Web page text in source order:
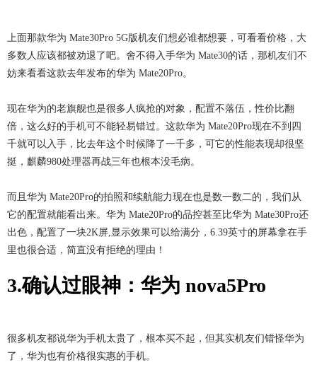
上面那款华为 Mate30Pro 5G版机友们想必谁都想要，可看看价格，大
多数人应该都被劝退了吧。舍不得入手华为 Mate30的话，那机友们不
妨来看看这款去年发布的华为 Mate20Pro。
现在华为的老旗舰也是很多人疯抢的对象，配置不落伍，性价比翻
倍，这么好的手机可不能轻易错过。这款华为 Mate20Pro现在不到四
千就可以入手，比去年这个时候降了一千多，可它的性能表现却很坚
挺，麒麟980处理器再战三年也根本没毛病。
而且华为 Mate20Pro的拍照和续航能力现在也是数一数二的，我们从
它的配置就能看出来。华为 Mate20Pro的品控甚至比华为 Mate30Pro还
出色，配置了一块2K屏,显示效果可以给满分，6.39英寸的屏幕拿在手
里也很合适，简直没有拒绝的理由！
3.确认过眼神：华为 nova5Pro
很多机友都说华为手机太贵了，根本买不起，但其实机友们错怪华为
了，华为也有价格很实惠的手机。